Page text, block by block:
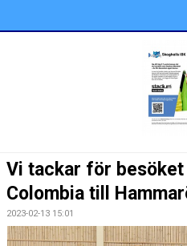
TRUPPEN
BILDGALLERI
Vi tackar för
Colombia till
2023-02-13 15:01